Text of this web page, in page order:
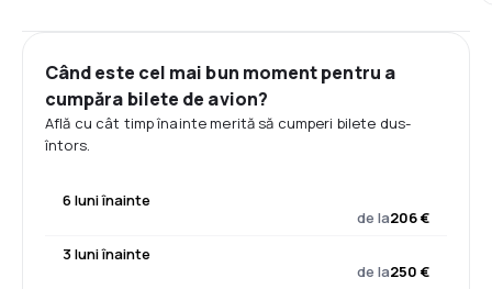
Când este cel mai bun moment pentru a
cumpăra bilete de avion?
Află cu cât timp înainte merită să cumperi bilete dus-
întors.
6 luni înainte
de la206 €
3 luni înainte
de la250 €